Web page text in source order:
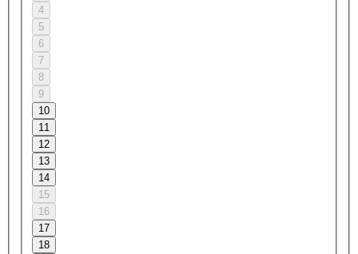
4
5
6
7
8
9
10
11
12
13
14
15
16
17
18